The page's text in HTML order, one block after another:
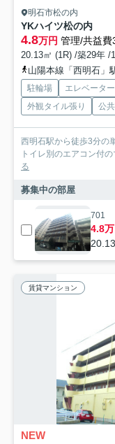
明石市松の内
YKハイツ松の内
4.8万円 管理/共益費
20.13㎡ (1R) /築29年 /
山陽本線「西明石」
駐輪場 エレベーター
外観タイル張り
公
西明石駅から徒歩3分の
トイレ別のエアコン付
る
募集中の部屋
701
4.8万
賃貸マンション
NEW